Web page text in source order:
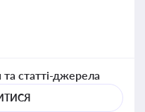
статті-джерела